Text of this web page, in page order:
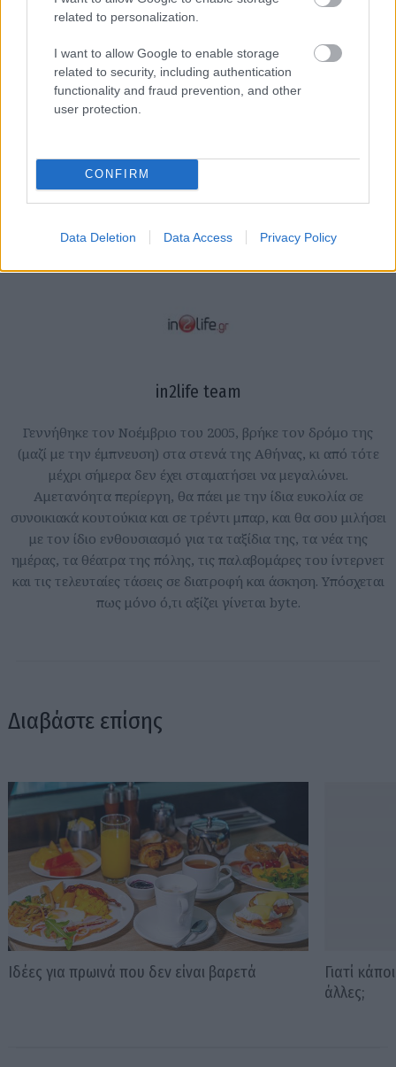
related to personalization.
I want to allow Google to enable storage
related to security, including authentication
functionality and fraud prevention, and other
user protection.
CONFIRM
Data Deletion Data Access Privacy Policy
in2life team
Γεννήθηκε τον Νοέμβριο του 2005, βρήκε τον δρόμο της
(μαζί με την έμπνευση) στα στενά της Αθήνας, κι από τότε
μέχρι σήμερα δεν έχει σταματήσει να μεγαλώνει.
Αμετανόητα περίεργη, θα πάει με την ίδια ευκολία σε
συνοικιακά κουτούκια και σε τρέντι μπαρ, και θα σου μιλήσει
με τον ίδιο ενθουσιασμό για τα ταξίδια της, τα νέα της
ημέρας, τα θέατρα της πόλης, τις παλαβομάρες του ίντερνετ
και τις τελευταίες τάσεις σε διατροφή και άσκηση. Υπόσχεται
πως μόνο ό,τι αξίζει γίνεται byte.
Διαβάστε επίσης
Ιδέες για πρωινά που δεν είναι βαρετά
Γιατί
άλλες;